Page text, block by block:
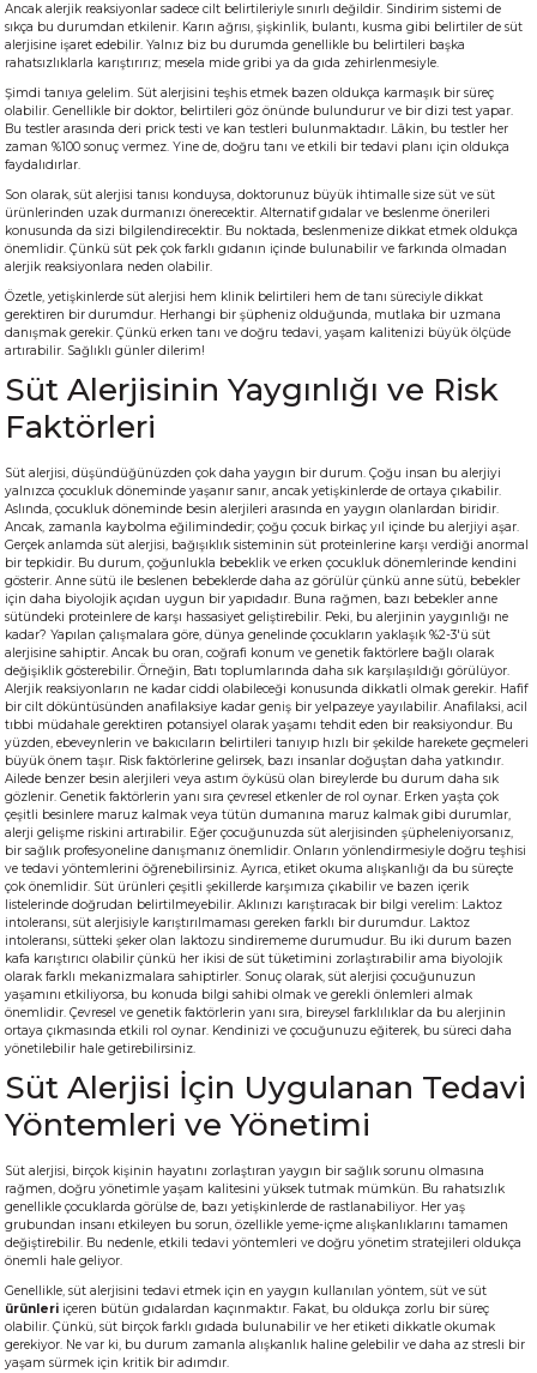
Ancak alerjik reaksiyonlar sadece cilt belirtileriyle sınırlı değildir. Sindirim sistemi de
sıkça bu durumdan etkilenir. Karın ağrısı, şişkinlik, bulantı, kusma gibi belirtiler de süt
alerjisine işaret edebilir. Yalnız biz bu durumda genellikle bu belirtileri başka
rahatsızlıklarla karıştırırız; mesela mide gribi ya da gıda zehirlenmesiyle.
Şimdi tanıya gelelim. Süt alerjisini teşhis etmek bazen oldukça karmaşık bir süreç
olabilir. Genellikle bir doktor, belirtileri göz önünde bulundurur ve bir dizi test yapar.
Bu testler arasında deri prick testi ve kan testleri bulunmaktadır. Lâkin, bu testler her
zaman %100 sonuç vermez. Yine de, doğru tanı ve etkili bir tedavi planı için oldukça
faydalıdırlar.
Son olarak, süt alerjisi tanısı konduysa, doktorunuz büyük ihtimalle size süt ve süt
ürünlerinden uzak durmanızı önerecektir. Alternatif gıdalar ve beslenme önerileri
konusunda da sizi bilgilendirecektir. Bu noktada, beslenmenize dikkat etmek oldukça
önemlidir. Çünkü süt pek çok farklı gıdanın içinde bulunabilir ve farkında olmadan
alerjik reaksiyonlara neden olabilir.
Özetle, yetişkinlerde süt alerjisi hem klinik belirtileri hem de tanı süreciyle dikkat
gerektiren bir durumdur. Herhangi bir şüpheniz olduğunda, mutlaka bir uzmana
danışmak gerekir. Çünkü erken tanı ve doğru tedavi, yaşam kalitenizi büyük ölçüde
artırabilir. Sağlıklı günler dilerim!
Süt Alerjisinin Yaygınlığı ve Risk
Faktörleri
Süt alerjisi, düşündüğünüzden çok daha yaygın bir durum. Çoğu insan bu alerjiyi
yalnızca çocukluk döneminde yaşanır sanır, ancak yetişkinlerde de ortaya çıkabilir.
Aslında, çocukluk döneminde besin alerjileri arasında en yaygın olanlardan biridir.
Ancak, zamanla kaybolma eğilimindedir; çoğu çocuk birkaç yıl içinde bu alerjiyi aşar.
Gerçek anlamda süt alerjisi, bağışıklık sisteminin süt proteinlerine karşı verdiği anormal
bir tepkidir. Bu durum, çoğunlukla bebeklik ve erken çocukluk dönemlerinde kendini
gösterir. Anne sütü ile beslenen bebeklerde daha az görülür çünkü anne sütü, bebekler
için daha biyolojik açıdan uygun bir yapıdadır. Buna rağmen, bazı bebekler anne
sütündeki proteinlere de karşı hassasiyet geliştirebilir. Peki, bu alerjinin yaygınlığı ne
kadar? Yapılan çalışmalara göre, dünya genelinde çocukların yaklaşık %2-3'ü süt
alerjisine sahiptir. Ancak bu oran, coğrafi konum ve genetik faktörlere bağlı olarak
değişiklik gösterebilir. Örneğin, Batı toplumlarında daha sık karşılaşıldığı görülüyor.
Alerjik reaksiyonların ne kadar ciddi olabileceği konusunda dikkatli olmak gerekir. Hafif
bir cilt döküntüsünden anafilaksiye kadar geniş bir yelpazeye yayılabilir. Anafilaksi, acil
tıbbi müdahale gerektiren potansiyel olarak yaşamı tehdit eden bir reaksiyondur. Bu
yüzden, ebeveynlerin ve bakıcıların belirtileri tanıyıp hızlı bir şekilde harekete geçmeleri
büyük önem taşır. Risk faktörlerine gelirsek, bazı insanlar doğuştan daha yatkındır.
Ailede benzer besin alerjileri veya astım öyküsü olan bireylerde bu durum daha sık
gözlenir. Genetik faktörlerin yanı sıra çevresel etkenler de rol oynar. Erken yaşta çok
çeşitli besinlere maruz kalmak veya tütün dumanına maruz kalmak gibi durumlar,
alerji gelişme riskini artırabilir. Eğer çocuğunuzda süt alerjisinden şüpheleniyorsanız,
bir sağlık profesyoneline danışmanız önemlidir. Onların yönlendirmesiyle doğru teşhisi
ve tedavi yöntemlerini öğrenebilirsiniz. Ayrıca, etiket okuma alışkanlığı da bu süreçte
çok önemlidir. Süt ürünleri çeşitli şekillerde karşımıza çıkabilir ve bazen içerik
listelerinde doğrudan belirtilmeyebilir. Aklınızı karıştıracak bir bilgi verelim: Laktoz
intoleransı, süt alerjisiyle karıştırılmaması gereken farklı bir durumdur. Laktoz
intoleransı, sütteki şeker olan laktozu sindirememe durumudur. Bu iki durum bazen
kafa karıştırıcı olabilir çünkü her ikisi de süt tüketimini zorlaştırabilir ama biyolojik
olarak farklı mekanizmalara sahiptirler. Sonuç olarak, süt alerjisi çocuğunuzun
yaşamını etkiliyorsa, bu konuda bilgi sahibi olmak ve gerekli önlemleri almak
önemlidir. Çevresel ve genetik faktörlerin yanı sıra, bireysel farklılıklar da bu alerjinin
ortaya çıkmasında etkili rol oynar. Kendinizi ve çocuğunuzu eğiterek, bu süreci daha
yönetilebilir hale getirebilirsiniz.
Süt Alerjisi İçin Uygulanan Tedavi
Yöntemleri ve Yönetimi
Süt alerjisi, birçok kişinin hayatını zorlaştıran yaygın bir sağlık sorunu olmasına
rağmen, doğru yönetimle yaşam kalitesini yüksek tutmak mümkün. Bu rahatsızlık
genellikle çocuklarda görülse de, bazı yetişkinlerde de rastlanabiliyor. Her yaş
grubundan insanı etkileyen bu sorun, özellikle yeme-içme alışkanlıklarını tamamen
değiştirebilir. Bu nedenle, etkili tedavi yöntemleri ve doğru yönetim stratejileri oldukça
önemli hale geliyor.
Genellikle, süt alerjisini tedavi etmek için en yaygın kullanılan yöntem, süt ve süt
ürünleri içeren bütün gıdalardan kaçınmaktır. Fakat, bu oldukça zorlu bir süreç
olabilir. Çünkü, süt birçok farklı gıdada bulunabilir ve her etiketi dikkatle okumak
gerekiyor. Ne var ki, bu durum zamanla alışkanlık haline gelebilir ve daha az stresli bir
yaşam sürmek için kritik bir adımdır.